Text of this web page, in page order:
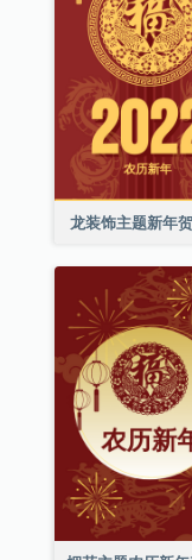
龙装饰主题新年